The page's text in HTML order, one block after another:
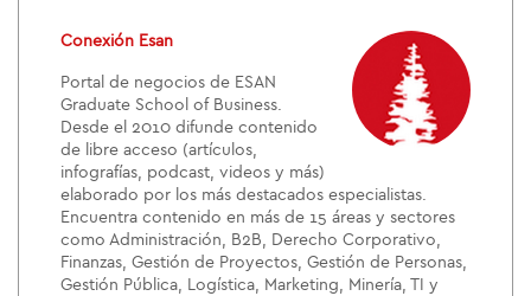
Conexión Esan
Portal de negocios de ESAN
Graduate School of Business.
Desde el 2010 difunde contenido
de libre acceso (artículos,
infografías, podcast, videos y más)
elaborado por los más destacados especialistas.
Encuentra contenido en más de 15 áreas y sectores
como Administración, B2B, Derecho Corporativo,
Finanzas, Gestión de Proyectos, Gestión de Personas,
Gestión Pública, Logística, Marketing, Minería, TI y